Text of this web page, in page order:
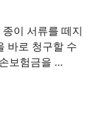
이 서류를 떼지
바로 청구할 수
보험금을 ...